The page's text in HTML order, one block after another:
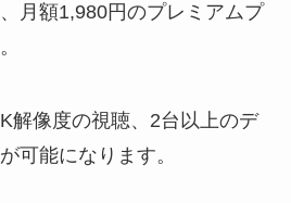
月額1,980円のプレミアムプ
解像度の視聴、2台以上のデ
可能になります。